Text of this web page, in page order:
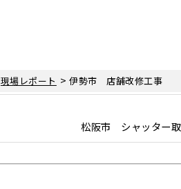
現場レポート >伊勢市 店舗改修工事
松阪市 シャッター